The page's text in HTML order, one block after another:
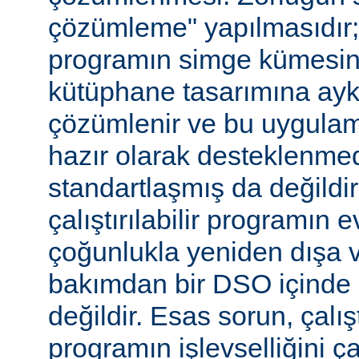
çözümleme"
programın simge
kütüphane tasarımına
çözümlenir ve bu
hazır olarak
standartlaşmış da
çalıştırılabilir programın
çoğunlukla yeniden dışa
bakımdan bir DSO
değildir. Esas sorun,
programın işlevselliğini